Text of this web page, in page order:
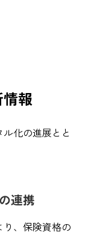
報
化の進展とと
連携
、保険資格の